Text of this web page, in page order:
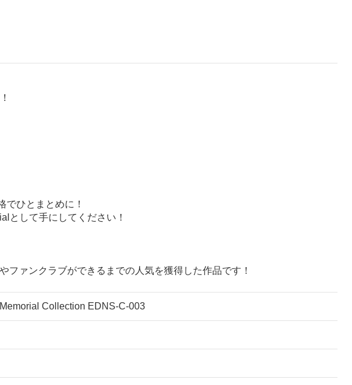
ひとまとめに！
として手にしてください！
ァンクラブができるまでの人気を獲得した作品です！
Collection EDNS-C-003